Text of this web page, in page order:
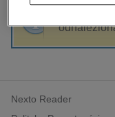
edukacja
hobby, sport,
komputery,
polityka,
Nexto Reader